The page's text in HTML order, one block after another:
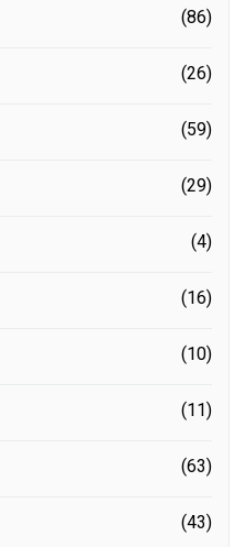
(86)
(26)
(59)
(29)
(4)
(16)
(10)
(11)
(63)
(43)